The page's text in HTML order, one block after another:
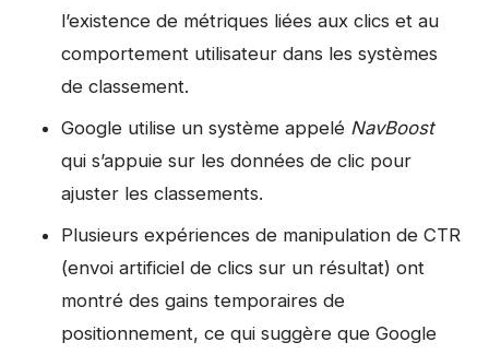
l’existence de métriques liées aux clics et au
comportement utilisateur dans les systèmes
de classement.
Google utilise un système appelé NavBoost
qui s’appuie sur les données de clic pour
ajuster les classements.
Plusieurs expériences de manipulation de CTR
(envoi artificiel de clics sur un résultat) ont
montré des gains temporaires de
positionnement, ce qui suggère que Google